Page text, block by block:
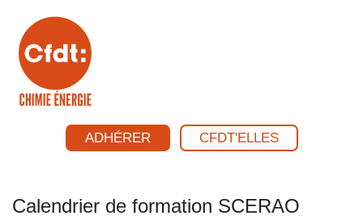
ADHÉRER CFDT'ELLES
Calendrier de formation SCERAO